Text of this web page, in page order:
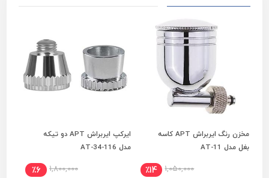
افزودن به سبد خرید
مخزن رنگ ایربراش APT کاسه
بغل مدل AT-11
1,050,000 ٪14
افزودن به سبد خرید
ایرکپ ایربراش APT دو تیکه
مدل AT-34-116
1,800,000 ٪6